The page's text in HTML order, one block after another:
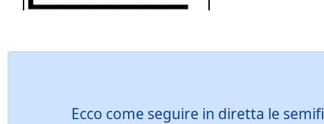
Ecco come seguire in diretta le